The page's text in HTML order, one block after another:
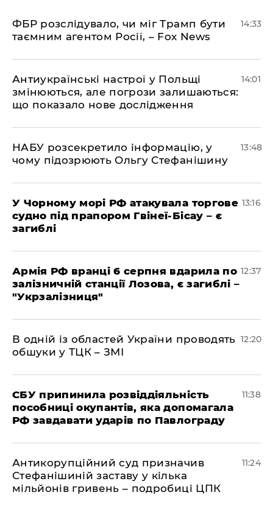
ФБР розслідувало, чи міг Трамп бути
таємним агентом Росії, – Fox News
14:33
Антиукраїнські настрої у Польщі
змінюються, але погрози залишаються:
що показало нове дослідження
14:01
НАБУ розсекретило інформацію, у
чому підозрюють Ольгу Стефанішину
13:48
У Чорному морі РФ атакувала торгове
судно під прапором Гвінеї-Бісау – є
загиблі
13:16
Армія РФ вранці 6 серпня вдарила по
залізничній станції Лозова, є загиблі –
"Укрзалізниця"
12:37
В одній із областей України проводять
обшуки у ТЦК – ЗМІ
12:20
СБУ припинила розвіддіяльність
пособниці окупантів, яка допомагала
РФ завдавати ударів по Павлограду
11:38
Антикорупційний суд призначив
Стефанішиній заставу у кілька
мільйонів гривень – подробиці ЦПК
11:24